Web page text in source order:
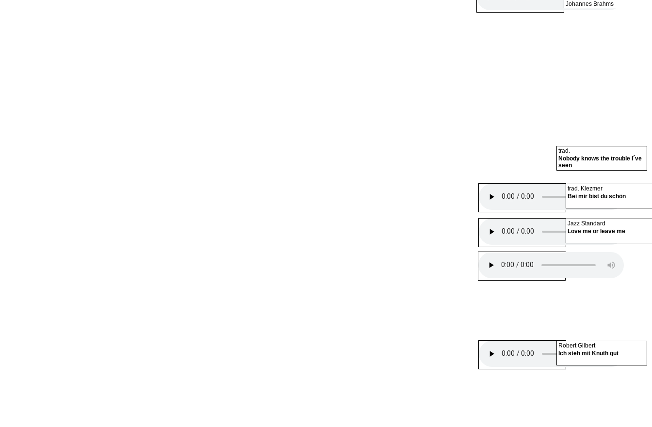
Johannes Brahms
trad. Klezmer
Bei mir bist du schön
Jazz Standard
Love me or leave me
trad.
Nobody knows the trouble I´ve
seen
Robert Gilbert
Ich steh mit Knuth gut